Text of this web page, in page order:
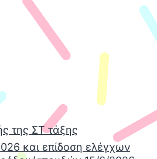
της ΣΤ τάξης
και επίδοση ελέγχων